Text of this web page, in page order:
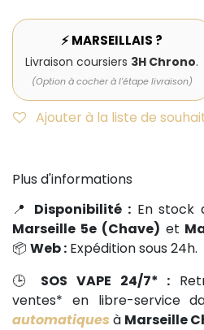
⚡ MARSEILLAIS ?
Livraison coursiers 3H Chrono.
(Option à cocher à l'étape livraison)
Ajouter à la liste de
Plus d'informations
📍 Disponibilité : En stock
Marseille 5e (Chave) et
📦 Web : Expédition sous 24h.
🕒 SOS VAPE 24/7* :
ventes* en libre-service
automatiques à Marseille